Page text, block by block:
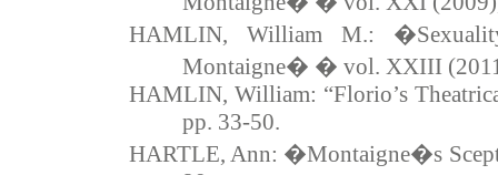
HAMLIN, William M.:
Montaigne� � vol. XXIII
HAMLIN, William: “Florio’s
pp. 33-50.
HARTLE, Ann: �Montaigne�s